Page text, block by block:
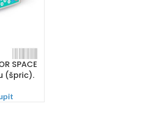
SPACE
(špric).